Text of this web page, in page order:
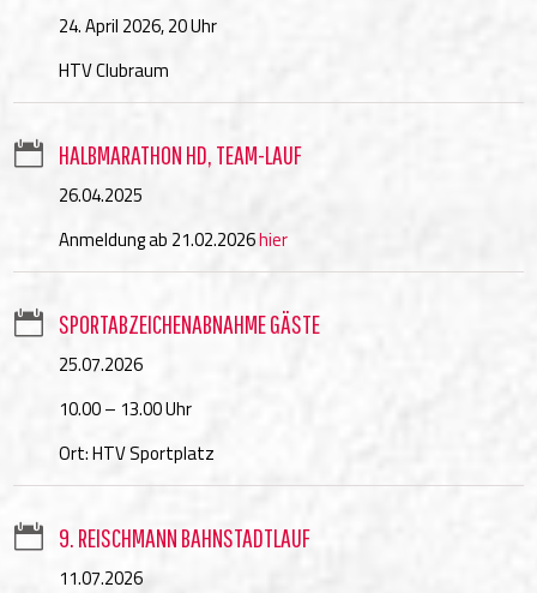
24. April 2026, 20 Uhr
HTV Clubraum
 HALBMARATHON HD, TEAM-LAUF
​26.04.2025
Anmeldung ab 21.02.2026hier
 SPORTABZEICHENABNAHME GÄSTE
25.07.2026
10.00 – 13.00 Uhr
Ort: HTV Sportplatz
 9. REISCHMANN BAHNSTADTLAUF
11.07.2026